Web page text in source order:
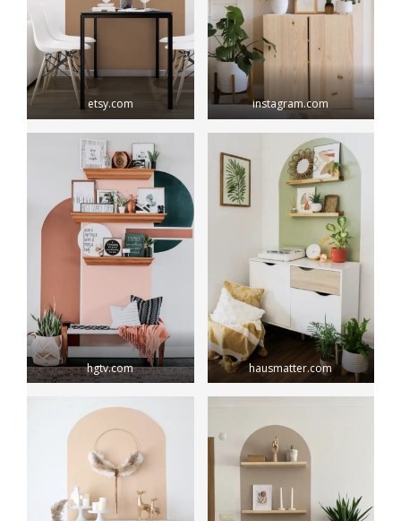
etsy.com instagram.com
hgtv.com hausmatter.com